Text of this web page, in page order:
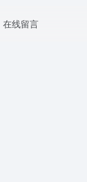
在线留言